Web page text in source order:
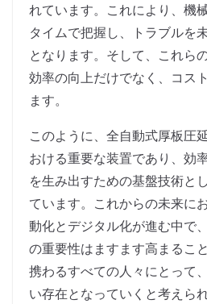
れています。これにより、機
タイムで把握し、トラブルを
となります。そして、これら
効率の向上だけでなく、コス
ます。
このように、全自動式厚板圧
おける重要な装置であり、効
を生み出すための基盤技術と
ています。これからの未来に
動化とデジタル化が進む中で
の重要性はますます高まるこ
携わるすべての人々にとって
い存在となっていくと考えられ